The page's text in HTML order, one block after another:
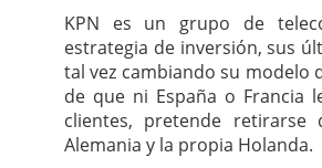
KPN es un grupo de
estrategia de inversión, sus
tal vez cambiando su modelo
de que ni España o Francia
clientes, pretende
Alemania y la propia Holanda.